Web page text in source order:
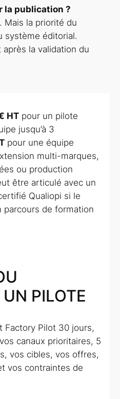
la publication ?
Mais la priorité du
système éditorial.
après la validation du
HTpour un pilote
jusqu’à 3
pour une équipe
multi-marques,
ou production
être articulé avec un
Qualiopi si le
de formation
PILOTE
Factory Pilot 30 jours,
canaux prioritaires, 5
vos cibles, vos offres,
vos contraintes de